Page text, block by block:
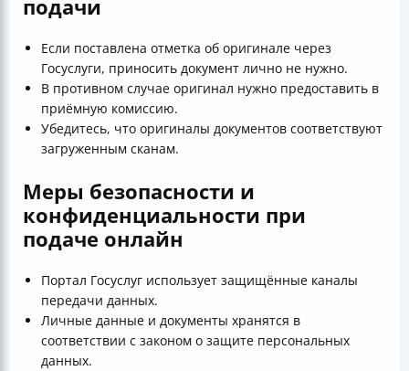
подачи
Если поставлена отметка об оригинале через
Госуслуги, приносить документ лично не нужно.
В противном случае оригинал нужно предоставить в
приёмную комиссию.
Убедитесь, что оригиналы документов соответствуют
загруженным сканам.
Меры безопасности и
конфиденциальности при
подаче онлайн
Портал Госуслуг использует защищённые каналы
передачи данных.
Личные данные и документы хранятся в
соответствии с законом о защите персональных
данных.